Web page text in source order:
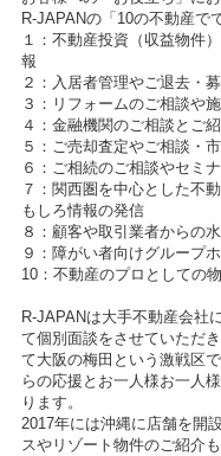
R-JAPANの「10の不動産で
１：不動産投資（収益物件
報
２：入居者管理やご退去・
３：リフォームのご相談や
４：金融機関のご相談とご
５：ご売却査定やご相談・
６：ご相続のご相談やセミ
７：関西圏を中心とした不
もしろ情報の発信
８：顧客や取引業者からの
９：障がい者向けグループ
10：不動産のプロとしての
R-JAPANは大手不動産会社
て個別面談をさせていただ
て大阪の梅田という激戦区
らの応援とお一人様お一人
ります。
2017年には沖縄に店舗を開
スやリゾート物件のご紹介